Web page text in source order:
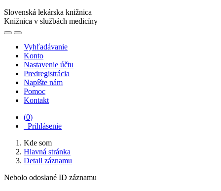
Slovenská lekárska knižnica
Knižnica v službách medicíny
Vyhľadávanie
Konto
Nastavenie účtu
Predregistrácia
Napíšte nám
Pomoc
Kontakt
(0)
Prihlásenie
Kde som
Hlavná stránka
Detail záznamu
Nebolo odoslané ID záznamu